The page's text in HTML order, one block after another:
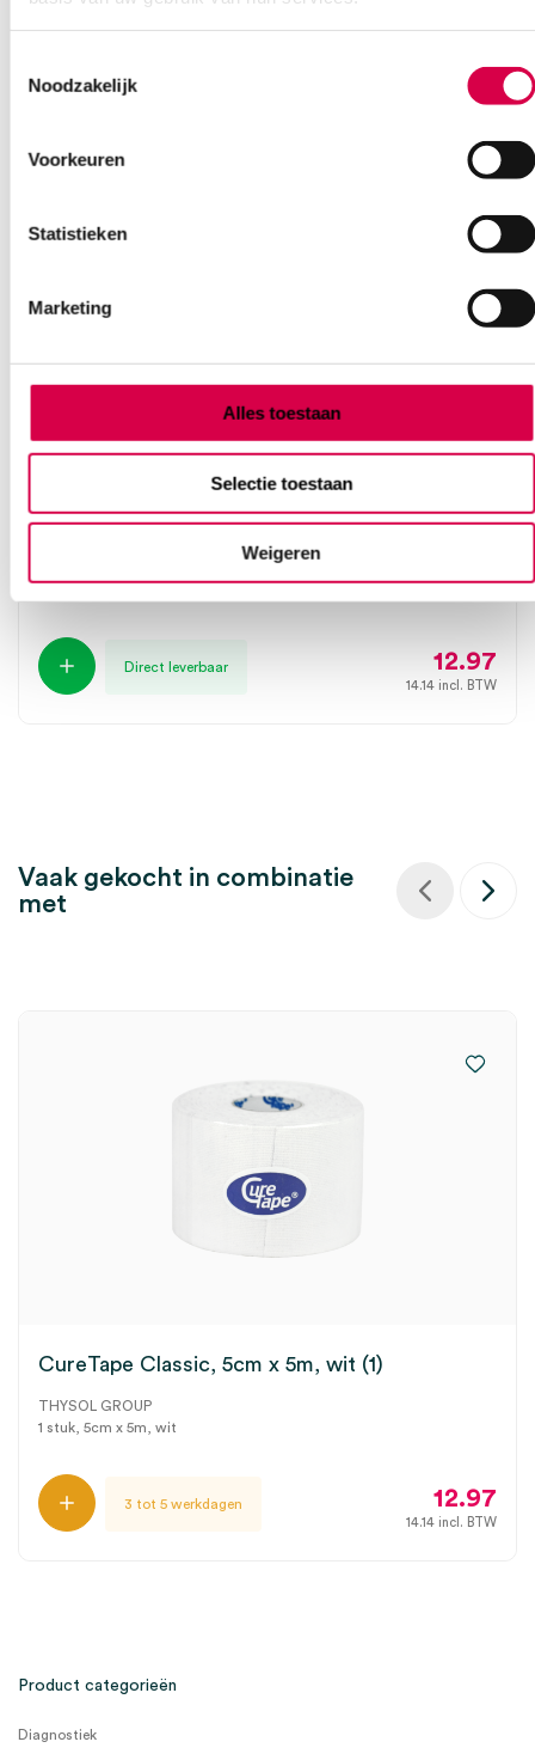
Noodzakelijk
Voorkeuren
Statistieken
Marketing
Alles toestaan
Selectie toestaan
Weigeren
CureTape Classic, 5cm x 5m, oranje (1)
Direct leverbaar 12.97
14.14 incl. BTW
Vaak gekocht in combinatie
met
CureTape Classic, 5cm x 5m, wit (1)
THYSOL GROUP
1 stuk, 5cm x 5m, wit
3 tot 5 werkdagen 12.97
14.14 incl. BTW
Product categorieën
Diagnostiek